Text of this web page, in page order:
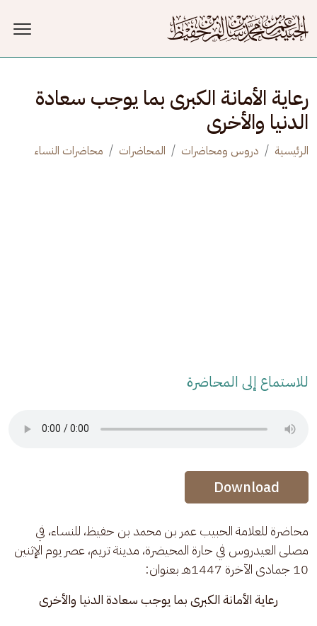
رعاية الأمانة الكبرى بما يوجب سعادة
الدنيا والأخرى
الرئيسية دروس ومحاضرات المحاضرات محاضرات النساء
للاستماع إلى المحاضرة
Audio Stream
Audio Stream
Download
محاضرة للعلامة الحبيب عمر بن محمد بن حفيظ، للنساء، في
مصلى العيدروس في حارة المحيضرة، مدينة تريم، عصر يوم الإثنين
10 جمادى الآخرة 1447هـ بعنوان:
رعاية الأمانة الكبرى بما يوجب سعادة الدنيا والأخرى